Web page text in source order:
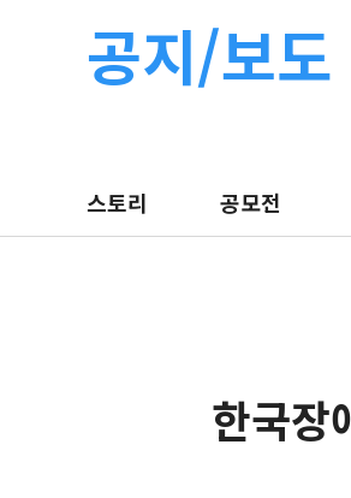
공지/보도
스토리 공모전
한국장